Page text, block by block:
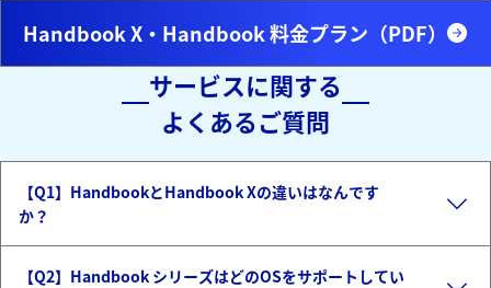
V
i
d
a
y
V
Handbook X・Handbook 料金プラン（PDF）
サービスに関する
よくあるご質問
【Q1】HandbookとHandbook Xの違いはなんです
か？
【Q2】Handbook シリーズはどのOSをサポートしてい